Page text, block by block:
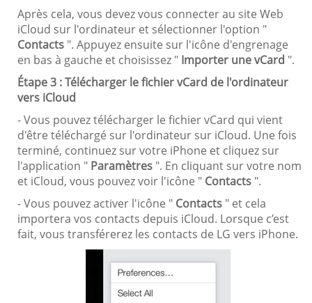
Après cela, vous devez vous connecter au site Web
iCloud sur l'ordinateur et sélectionner l'option "
Contacts ". Appuyez ensuite sur l'icône d'engrenage
en bas à gauche et choisissez " Importer une vCard ".
Étape 3 : Télécharger le fichier vCard de l'ordinateur
vers iCloud
- Vous pouvez télécharger le fichier vCard qui vient
d'être téléchargé sur l'ordinateur sur iCloud. Une fois
terminé, continuez sur votre iPhone et cliquez sur
l'application " Paramètres ". En cliquant sur votre nom
et iCloud, vous pouvez voir l'icône " Contacts ".
- Vous pouvez activer l'icône " Contacts " et cela
importera vos contacts depuis iCloud. Lorsque c’est
fait, vous transférerez les contacts de LG vers iPhone.